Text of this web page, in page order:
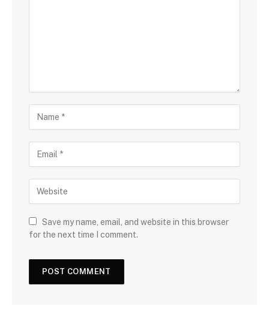
Save my name, email, and website in this browser
for the next time I comment.